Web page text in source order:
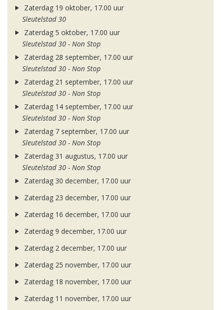
Zaterdag 19 oktober, 17.00 uur
Sleutelstad 30
Zaterdag 5 oktober, 17.00 uur
Sleutelstad 30 - Non Stop
Zaterdag 28 september, 17.00 uur
Sleutelstad 30 - Non Stop
Zaterdag 21 september, 17.00 uur
Sleutelstad 30 - Non Stop
Zaterdag 14 september, 17.00 uur
Sleutelstad 30 - Non Stop
Zaterdag 7 september, 17.00 uur
Sleutelstad 30 - Non Stop
Zaterdag 31 augustus, 17.00 uur
Sleutelstad 30 - Non Stop
Zaterdag 30 december, 17.00 uur
Zaterdag 23 december, 17.00 uur
Zaterdag 16 december, 17.00 uur
Zaterdag 9 december, 17.00 uur
Zaterdag 2 december, 17.00 uur
Zaterdag 25 november, 17.00 uur
Zaterdag 18 november, 17.00 uur
Zaterdag 11 november, 17.00 uur